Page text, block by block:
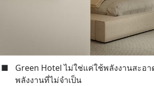
■
Green Hotel ไม่ใช่แค่ใช้พลังงานสะอ
พลังงานที่ไม่จำเป็น